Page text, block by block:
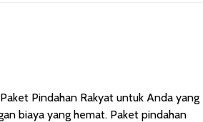
Pindahan Rakyat untuk Anda yang
biaya yang hemat. Paket pindahan